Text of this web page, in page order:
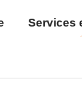
Services